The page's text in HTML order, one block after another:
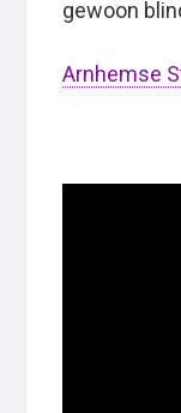
gewoon
Arnhemse